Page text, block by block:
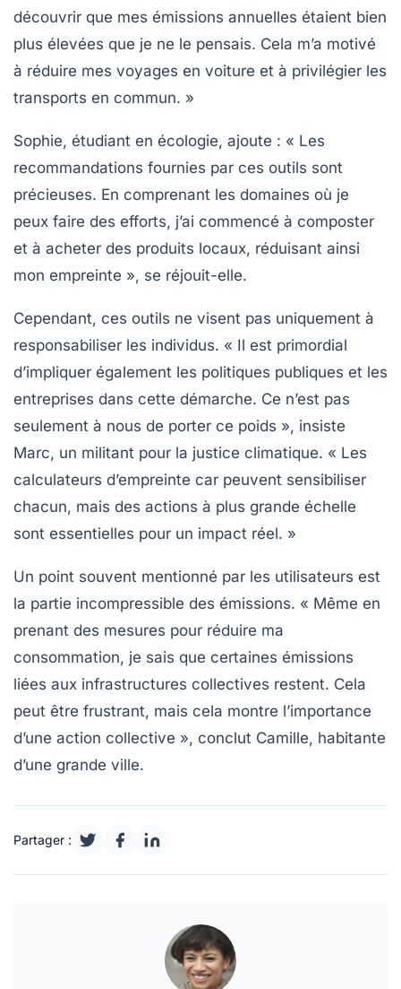
découvrir que mes émissions annuelles étaient bien
plus élevées que je ne le pensais. Cela m’a motivé
à réduire mes voyages en voiture et à privilégier les
transports en commun. »
Sophie, étudiant en écologie, ajoute : « Les
recommandations fournies par ces outils sont
précieuses. En comprenant les domaines où je
peux faire des efforts, j’ai commencé à composter
et à acheter des produits locaux, réduisant ainsi
mon empreinte », se réjouit-elle.
Cependant, ces outils ne visent pas uniquement à
responsabiliser les individus. « Il est primordial
d’impliquer également les politiques publiques et les
entreprises dans cette démarche. Ce n’est pas
seulement à nous de porter ce poids », insiste
Marc, un militant pour la justice climatique. « Les
calculateurs d’empreinte car peuvent sensibiliser
chacun, mais des actions à plus grande échelle
sont essentielles pour un impact réel. »
Un point souvent mentionné par les utilisateurs est
la partie incompressible des émissions. « Même en
prenant des mesures pour réduire ma
consommation, je sais que certaines émissions
liées aux infrastructures collectives restent. Cela
peut être frustrant, mais cela montre l’importance
d’une action collective », conclut Camille, habitante
d’une grande ville.
Partager :